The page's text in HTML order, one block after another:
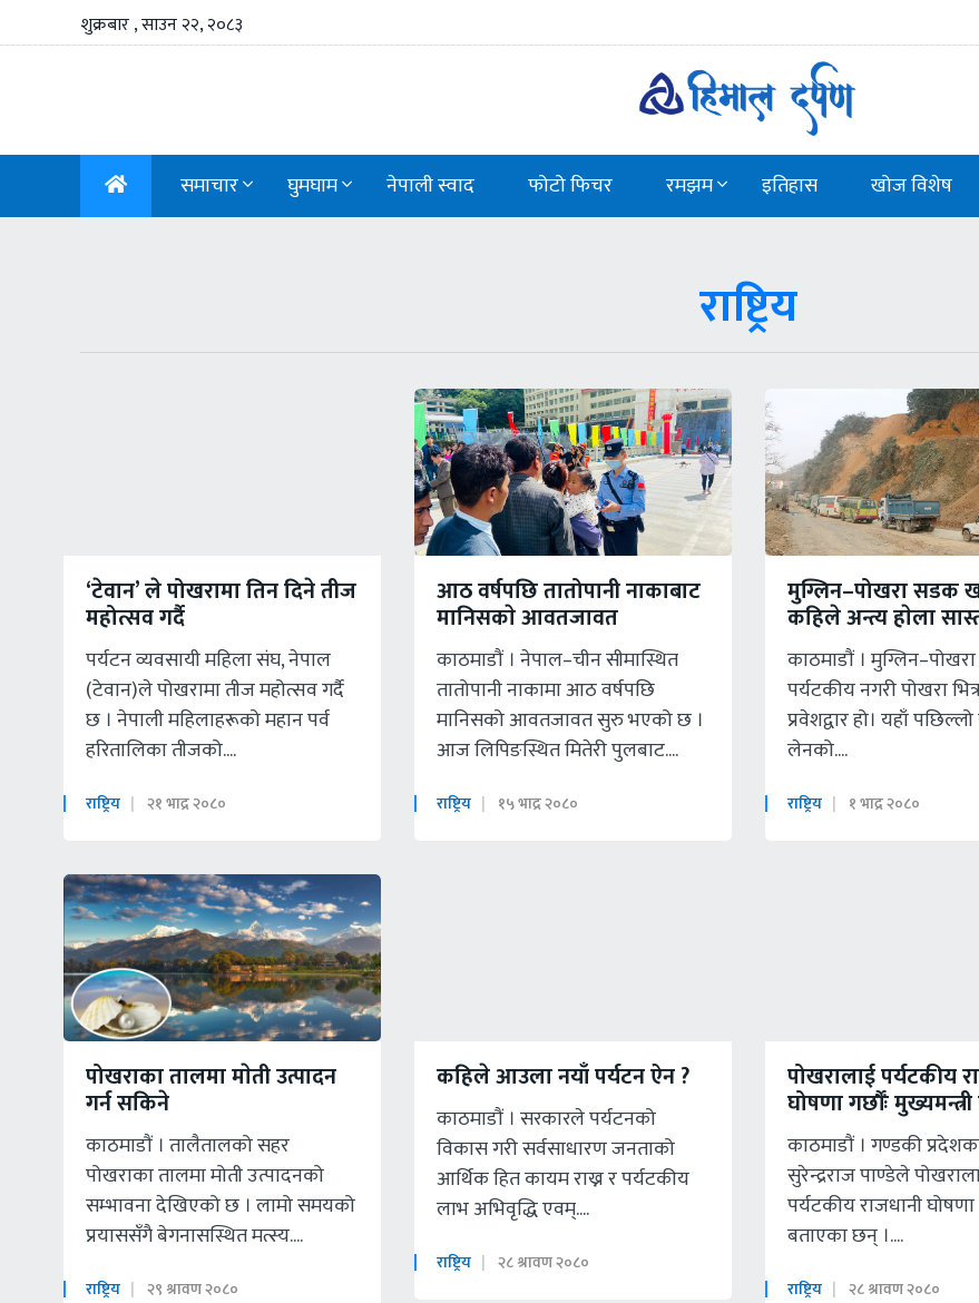
शुक्रबार , साउन २२, २०८३
समाचार घुमघाम नेपाली स्वाद फोटो फिचर रमझम इतिहास खोज विशेष
राष्ट्रिय
‘टेवान’ ले पोखरामा तिन दिने तीज
महोत्सव गर्दै
पर्यटन व्यवसायी महिला संघ, नेपाल
(टेवान)ले पोखरामा तीज महोत्सव गर्दै
छ । नेपाली महिलाहरूको महान पर्व
हरितालिका तीजको....
राष्ट्रिय २१ भाद्र २०८०
आठ वर्षपछि तातोपानी नाकाबाट
मानिसकाे आवतजावत
काठमाडाैं । नेपाल–चीन सीमास्थित
तातोपानी नाकामा आठ वर्षपछि
मानिसको आवतजावत सुरु भएको छ ।
आज लिपिङस्थित मितेरी पुलबाट....
राष्ट्रिय १५ भाद्र २०८०
मुग्लिन–पोखरा सडक
कहिले अन्त्य हाेला
काठमाडाैं ।
पर्यटकीय नगरी पोखरा
प्रवेशद्वार हो। यहाँ
लेनको....
राष्ट्रिय १ भाद्र २०८०
पोखराका तालमा माेती उत्पादन
गर्न सकिने
काठमाडाैं । तालैतालको सहर
पोखराका तालमा मोती उत्पादनको
सम्भावना देखिएको छ । लामो समयको
प्रयाससँगै बेगनासस्थित मत्स्य....
राष्ट्रिय २९ श्रावण २०८०
कहिले आउला नयाँ पर्यटन ऐन ?
काठमाडाैं । सरकारले पर्यटनको
विकास गरी सर्वसाधारण जनताको
आर्थिक हित कायम राख्न र पर्यटकीय
लाभ अभिवृद्धि एवम्....
राष्ट्रिय २८ श्रावण २०८०
पोखरालाई पर्यटकीय
घोषणा गर्छौँः
काठमाडाैं । गण्डकी
सुरेन्द्रराज पाण्डेले
पर्यटकीय राजधानी
बताएका छन् ।....
राष्ट्रिय २८ श्रावण २०८०